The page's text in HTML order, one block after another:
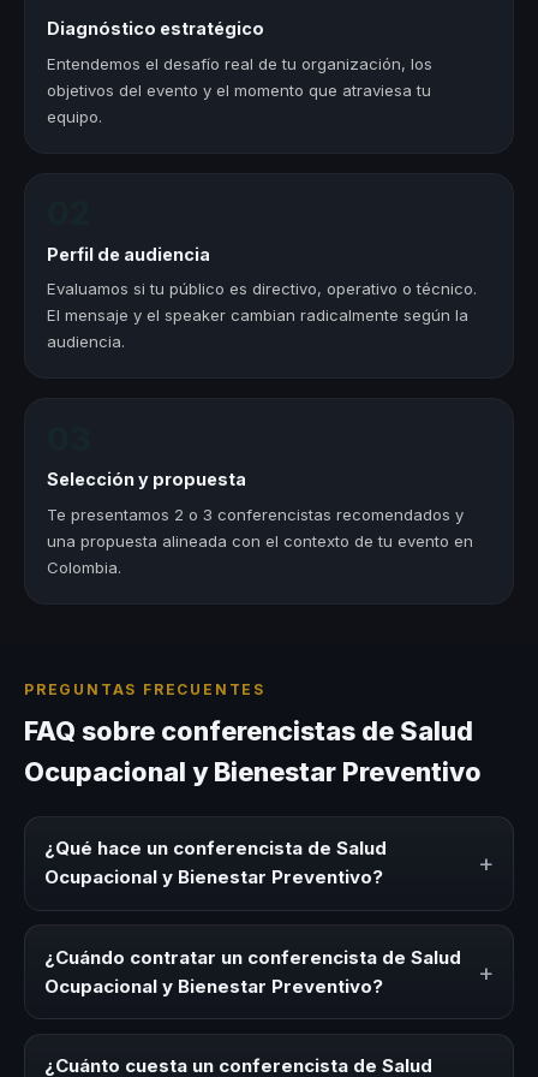
Diagnóstico estratégico
Entendemos el desafío real de tu organización, los
objetivos del evento y el momento que atraviesa tu
equipo.
Perfil de audiencia
Evaluamos si tu público es directivo, operativo o técnico.
El mensaje y el speaker cambian radicalmente según la
audiencia.
Selección y propuesta
Te presentamos 2 o 3 conferencistas recomendados y
una propuesta alineada con el contexto de tu evento en
Colombia.
PREGUNTAS FRECUENTES
FAQ sobre conferencistas de Salud
Ocupacional y Bienestar Preventivo
¿Qué hace un conferencista de Salud
Ocupacional y Bienestar Preventivo?
+
Preventivo es un experto que comparte conocimiento,
estrategias y experiencias sobre este tema en eventos
corporativos, convenciones y seminarios. Su objetivo es
generar reflexión, inspiración y herramientas aplicables
¿Cuándo contratar un conferencista de Salud
Ocupacional y Bienestar Preventivo?
+
y Bienestar Preventivo para kick-offs, convenciones
¿Cuánto cuesta un conferencista de Salud